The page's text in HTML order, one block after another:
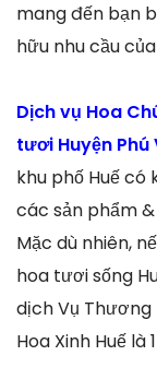
mang đến bạn
hữu nhu cầu
Dịch vụ Hoa
tươi Huyện Phú
khu phố Huế có
các sản phẩm
Mặc dù nhiên,
hoa tươi sống
dịch Vụ
Hoa Xinh Huế là